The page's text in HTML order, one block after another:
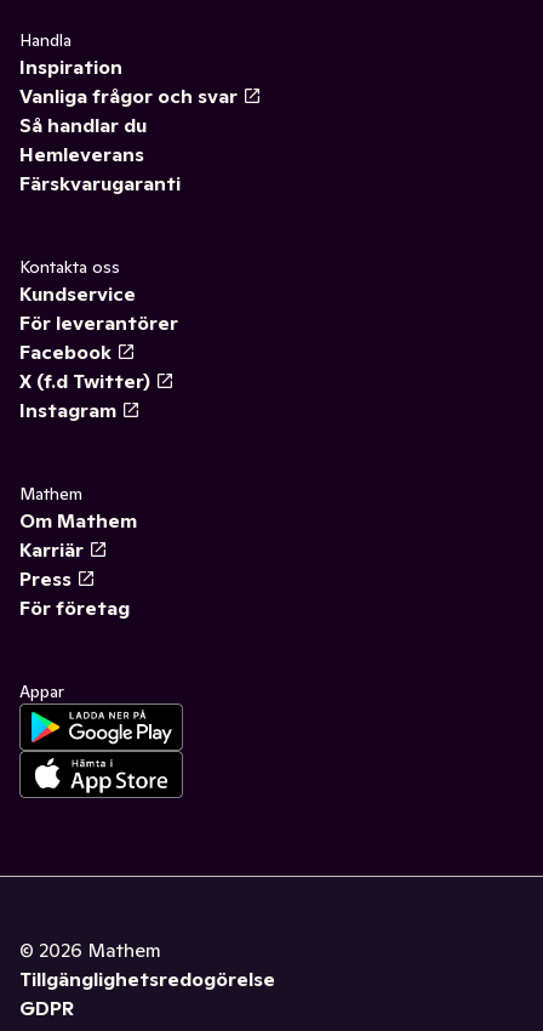
Handla
Inspiration
Vanliga frågor och svar
Så handlar du
Hemleverans
Färskvarugaranti
Kontakta oss
Kundservice
För leverantörer
Facebook
X (f.d Twitter)
Instagram
Mathem
Om Mathem
Karriär
Press
För företag
Appar
© 2026 Mathem
Tillgänglighetsredogörelse
GDPR